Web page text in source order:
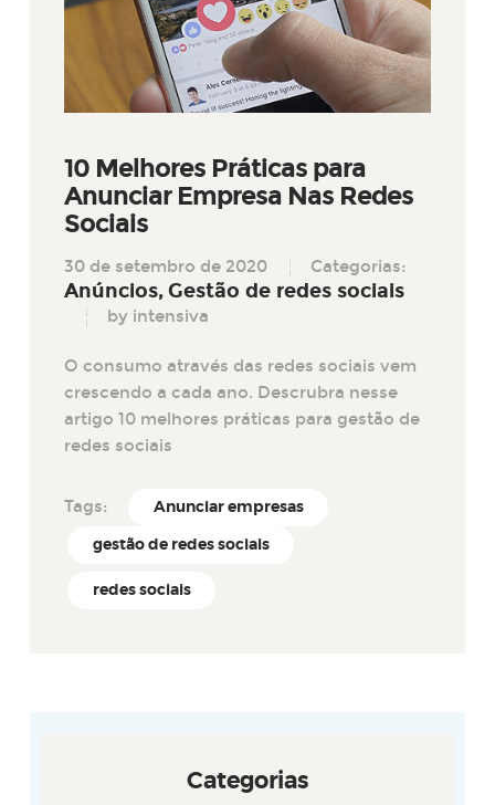
10 Melhores Práticas para
Anunciar Empresa Nas Redes
Sociais
30 de setembro de 2020 Categorias:
Anúncios Gestão de redes sociais
by intensiva
O consumo através das redes sociais vem
crescendo a cada ano. Descrubra nesse
artigo 10 melhores práticas para gestão de
redes sociais
Tags: Anunciar empresas
gestão de redes sociais
redes sociais
Categorias